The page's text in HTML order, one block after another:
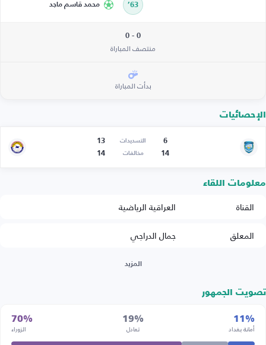
63’ محمد قاسم ماجد
0 - 0
منتصف المباراة
بدأت المباراة
الإحصائيات
6 التسديدات
13
14
مخالفات 14
معلومات اللقاء
القناة
العراقية الرياضية
المعلق
جمال الدراجي
المزيد
تصويت الجمهور
11%
أمانة بغداد
19%
تعادل
70%
الزوراء